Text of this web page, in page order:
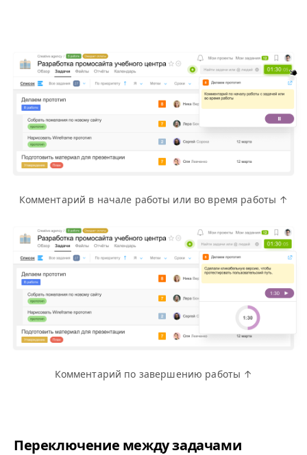
Комментарий в начале работы или во время работы ↑
Комментарий по завершению работы ↑
Переключение между задачами